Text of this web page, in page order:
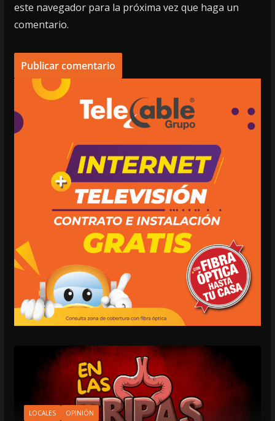
este navegador para la próxima vez que haga un
comentario.
LOCALES OPINIÓN